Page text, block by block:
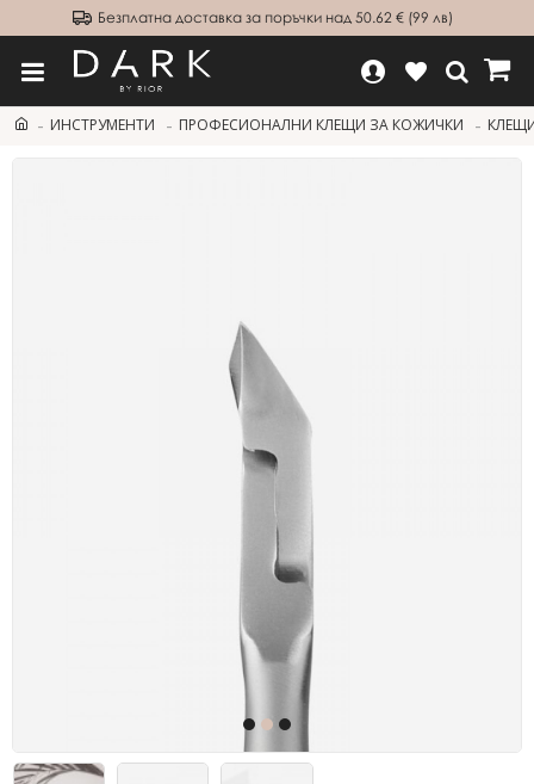
Безплатна доставка за поръчки над 50.62 € (99 лв)
ИНСТРУМЕНТИ ПРОФЕСИОНАЛНИ КЛЕЩИ ЗА КОЖИЧКИ